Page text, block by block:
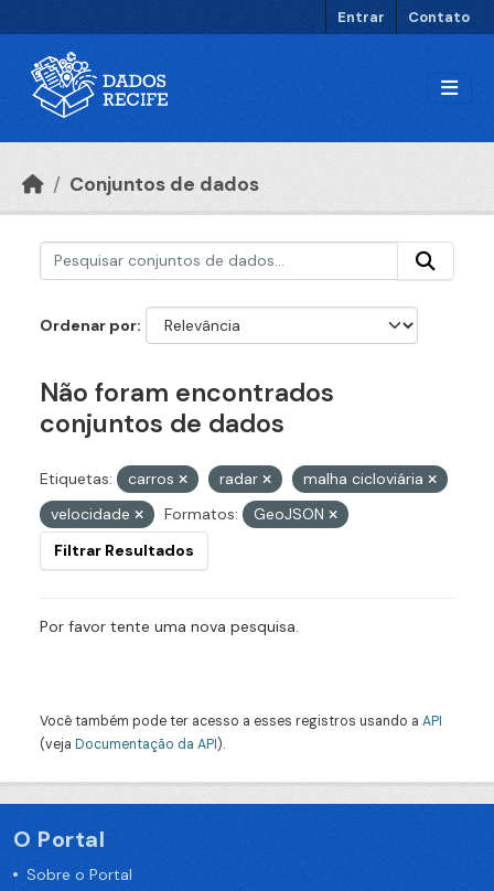
Entrar Contato
Conjuntos de dados
Ordenar por
Não foram encontrados
conjuntos de dados
Etiquetas: carros radar
malha cicloviária
velocidade
Formatos:
GeoJSON
Filtrar Resultados
Por favor tente uma nova pesquisa.
Você também pode ter acesso a esses registros usando a API
(veja Documentação da API).
O Portal
Sobre o Portal